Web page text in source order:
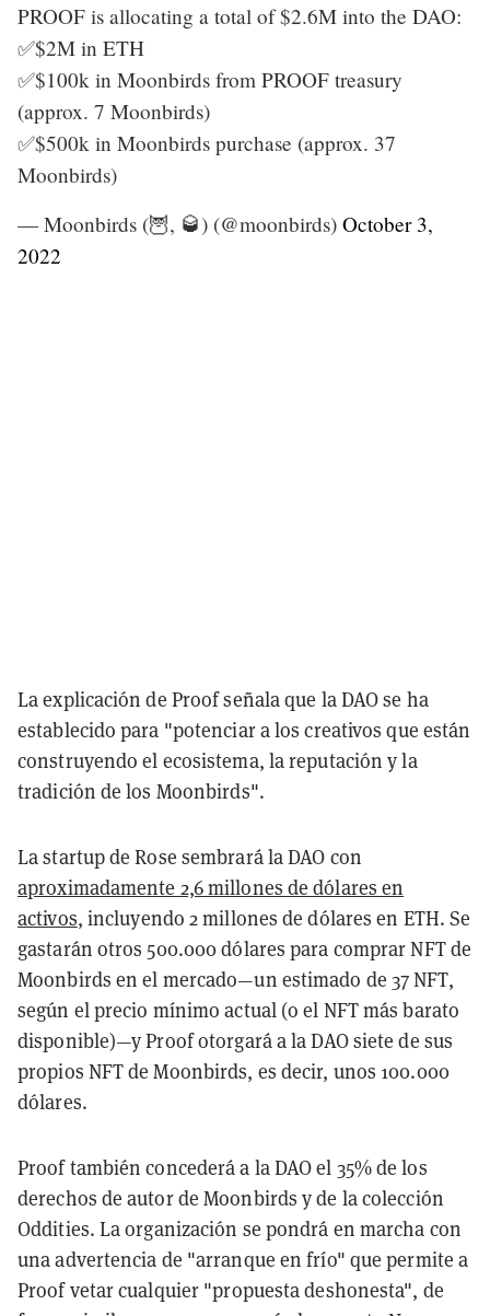
PROOF is allocating a total of $2.6M into the DAO:
✅$2M in ETH
✅$100k in Moonbirds from PROOF treasury
(approx. 7 Moonbirds)
✅$500k in Moonbirds purchase (approx. 37
Moonbirds)
— Moonbirds (🦉, 🥃) (@moonbirds) October 3,
2022
La explicación de Proof señala que la DAO se ha
establecido para "potenciar a los creativos que están
construyendo el ecosistema, la reputación y la
tradición de los Moonbirds".
La startup de Rose sembrará la DAO con
aproximadamente 2,6 millones de dólares en
activos, incluyendo 2 millones de dólares en ETH. Se
gastarán otros 500.000 dólares para comprar NFT de
Moonbirds en el mercado—un estimado de 37 NFT,
según el precio mínimo actual (o el NFT más barato
disponible)—y Proof otorgará a la DAO siete de sus
propios NFT de Moonbirds, es decir, unos 100.000
dólares.
Proof también concederá a la DAO el 35% de los
derechos de autor de Moonbirds y de la colección
Oddities. La organización se pondrá en marcha con
una advertencia de "arranque en frío" que permite a
Proof vetar cualquier "propuesta deshonesta", de